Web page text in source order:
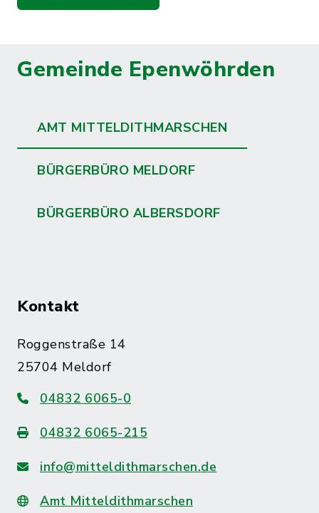
Gemeinde Epenwöhrden
AMT MITTELDITHMARSCHEN
BÜRGERBÜRO MELDORF
BÜRGERBÜRO ALBERSDORF
Kontakt
Roggenstraße 14
25704 Meldorf
04832 6065-0
04832 6065-215
info@mitteldithmarschen.de
Amt Mitteldithmarschen